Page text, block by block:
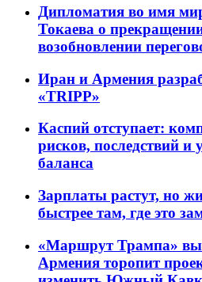
Дипломатия во имя
Токаева о
возобновлении
Иран и Армения
«TRIPP»
Каспий отступает:
рисков, последствий и
баланса
Зарплаты растут, но
быстрее там, где это
«Маршрут Трампа»
Армения торопит